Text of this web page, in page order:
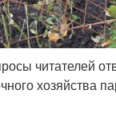
читателей
хозяйства